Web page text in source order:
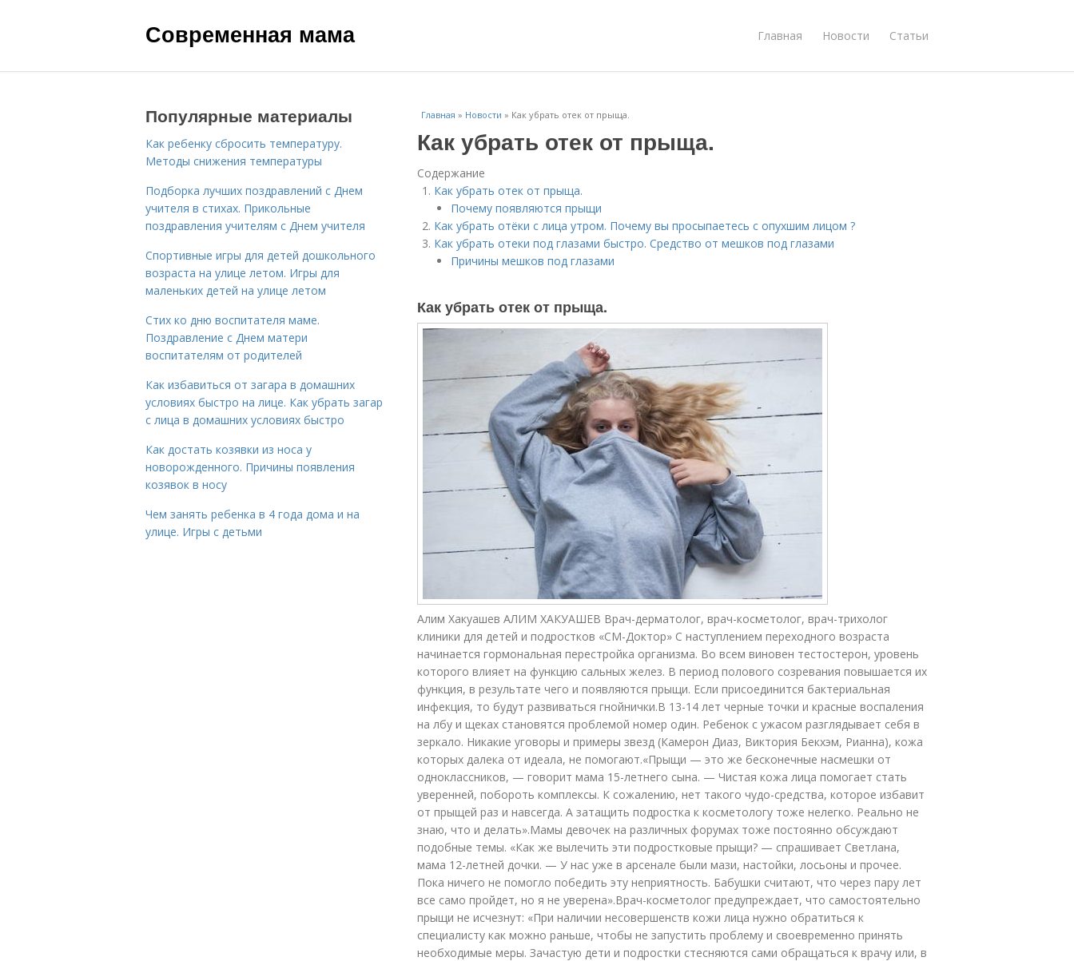
Современная мама Главная Новости Статьи
Главная » Новости » Как убрать отек от прыща.
Как убрать отек от прыща.
Содержание
Как убрать отек от прыща.
Почему появляются прыщи
Как убрать отёки с лица утром. Почему вы просыпаетесь с опухшим лицом ?
Как убрать отеки под глазами быстро. Средство от мешков под глазами
Причины мешков под глазами
Как убрать отек от прыща.
Алим Хакуашев АЛИМ ХАКУАШЕВ Врач-дерматолог, врач-косметолог, врач-трихолог
клиники для детей и подростков «СМ-Доктор» С наступлением переходного возраста
начинается гормональная перестройка организма. Во всем виновен тестостерон, уровень
которого влияет на функцию сальных желез. В период полового созревания повышается их
функция, в результате чего и появляются прыщи. Если присоединится бактериальная
инфекция, то будут развиваться гнойнички.В 13-14 лет черные точки и красные воспаления
на лбу и щеках становятся проблемой номер один. Ребенок с ужасом разглядывает себя в
зеркало. Никакие уговоры и примеры звезд (Камерон Диаз, Виктория Бекхэм, Рианна), кожа
которых далека от идеала, не помогают.«Прыщи — это же бесконечные насмешки от
одноклассников, — говорит мама 15-летнего сына. — Чистая кожа лица помогает стать
уверенней, побороть комплексы. К сожалению, нет такого чудо-средства, которое избавит
от прыщей раз и навсегда. А затащить подростка к косметологу тоже нелегко. Реально не
знаю, что и делать».Мамы девочек на различных форумах тоже постоянно обсуждают
подобные темы. «Как же вылечить эти подростковые прыщи? — спрашивает Светлана,
мама 12-летней дочки. — У нас уже в арсенале были мази, настойки, лосьоны и прочее.
Пока ничего не помогло победить эту неприятность. Бабушки считают, что через пару лет
все само пройдет, но я не уверена».Врач-косметолог предупреждает, что самостоятельно
прыщи не исчезнут: «При наличии несовершенств кожи лица нужно обратиться к
специалисту как можно раньше, чтобы не запустить проблему и своевременно принять
необходимые меры. Зачастую дети и подростки стесняются сами обращаться к врачу или, в
Популярные материалы
Как ребенку сбросить температуру.
Методы снижения температуры
Подборка лучших поздравлений с Днем
учителя в стихах. Прикольные
поздравления учителям с Днем учителя
Спортивные игры для детей дошкольного
возраста на улице летом. Игры для
маленьких детей на улице летом
Стих ко дню воспитателя маме.
Поздравление с Днем матери
воспитателям от родителей
Как избавиться от загара в домашних
условиях быстро на лице. Как убрать загар
с лица в домашних условиях быстро
Как достать козявки из носа у
новорожденного. Причины появления
козявок в носу
Чем занять ребенка в 4 года дома и на
улице. Игры с детьми